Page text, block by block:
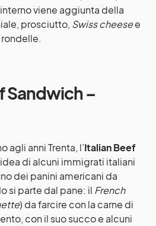
viene aggiunta della
prosciutto, Swiss cheesee
Sandwich –
agli anni Trenta, l’Italian Beef
di alcuni immigrati italiani
dei panini americani da
si parte dal pane: il French
) da farcire con la carne di
con il suo succo e alcuni